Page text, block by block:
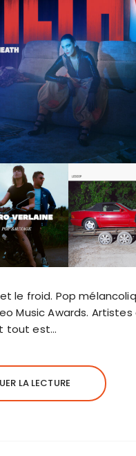
le froid. Pop
Music Awards.
tout est…
LA LECTURE